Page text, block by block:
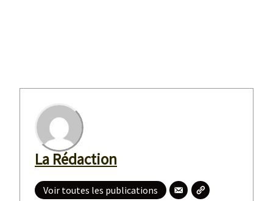
La Rédaction
Voir toutes les publications